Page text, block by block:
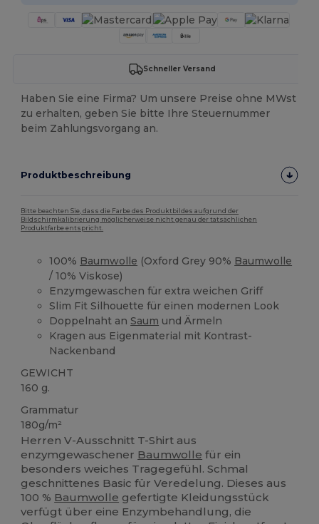
Schneller Versand
Haben Sie eine Firma? Um unsere Preise ohne MWst
zu erhalten, geben Sie bitte Ihre Steuernummer
beim Zahlungsvorgang an.
Produktbeschreibung
Bitte beachten Sie, dass die Farbe des Produktbildes aufgrund der
Bildschirmkalibrierung möglicherweise nicht genau der tatsächlichen
Produktfarbe entspricht.
100% Baumwolle (Oxford Grey 90% Baumwolle
/ 10% Viskose)
Enzymgewaschen für extra weichen Griff
Slim Fit Silhouette für einen modernen Look
Doppelnaht anSaum und Ärmeln
Kragen aus Eigenmaterial mit Kontrast-
Nackenband
GEWICHT
160 g.
Grammatur
180g/m²
Herren V-Ausschnitt T-Shirt aus
enzymgewaschener Baumwolle für ein
besonders weiches Tragegefühl. Schmal
geschnittenes Basic für Veredelung. Dieses aus
100 % Baumwolle gefertigte Kleidungsstück
verfügt über eine Enzymbehandlung, die